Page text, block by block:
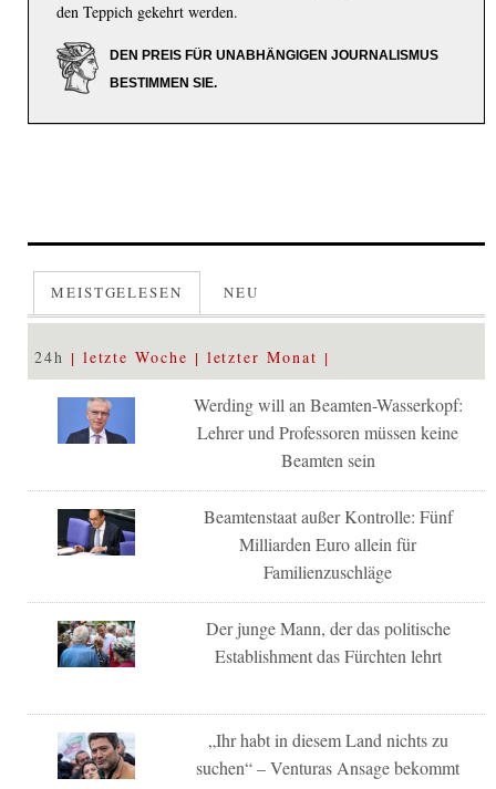
den Teppich gekehrt werden.
DEN PREIS FÜR UNABHÄNGIGEN JOURNALISMUS
BESTIMMEN SIE.
MEISTGELESEN NEU
24h letzte Woche letzter Monat
Werding will an Beamten-Wasserkopf:
Lehrer und Professoren müssen keine
Beamten sein
Beamtenstaat außer Kontrolle: Fünf
Milliarden Euro allein für
Familienzuschläge
Der junge Mann, der das politische
Establishment das Fürchten lehrt
„Ihr habt in diesem Land nichts zu
suchen“ – Venturas Ansage bekommt